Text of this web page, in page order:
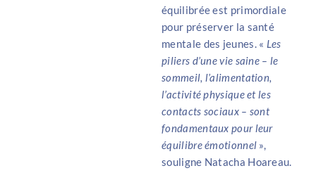
équilibrée est primordiale
pour préserver la santé
mentale des jeunes. « Les
piliers d’une vie saine – le
sommeil, l’alimentation,
l’activité physique et les
contacts sociaux – sont
fondamentaux pour leur
équilibre émotionnel »,
souligne Natacha Hoareau.